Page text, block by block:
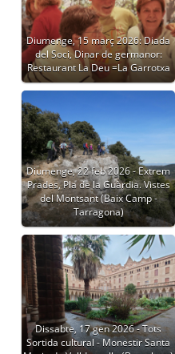
Diumenge, 15 març 2026: Diada
del Soci, Dinar de germanor:
Restaurant La Deu =La Garrotxa
Diumenge, 22 feb 2026 - Extrem
Prades, Pla de la Guàrdia. Vistes
del Montsant (Baix Camp -
Tarragona)
Dissabte, 17 gen 2026 - Tots
Sortida cultural - Monestir Santa